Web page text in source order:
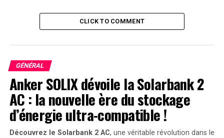
Il y a beaucoup à analyser dans cette affaire,
également important de noter que ce n’est pas la
première fois qu’une joueuse allègue un traitement
inéquitable en raison de sa grossesse. Par exemple,
Skylar Diggins-Smith a eu des différends avec les
Phoenix Mercury qu’elle a attribués à sa grossesse.
Cependant, la situation de Hamby est assez unique.
CLICK TO COMMENT
GÉNÉRAL
Anker SOLIX dévoile la Solarbank 2
AC : la nouvelle ère du stockage
d’énergie ultra-compatible !
Découvrez le Solarbank 2 AC, une véritable révolution dans le